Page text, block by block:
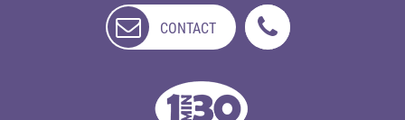
CONTACT
DISPONIBLE